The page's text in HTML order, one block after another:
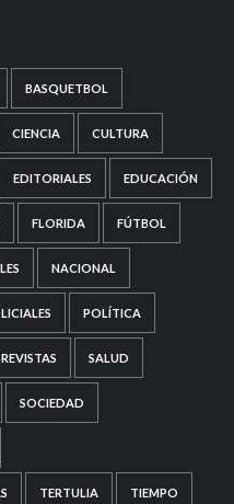
BASQUETBOL
CIENCIA CULTURA
EDITORIALES EDUCACIÓN
FLORIDA FÚTBOL
NACIONAL
POLÍTICA
SALUD
SOCIEDAD
TERTULIA TIEMPO